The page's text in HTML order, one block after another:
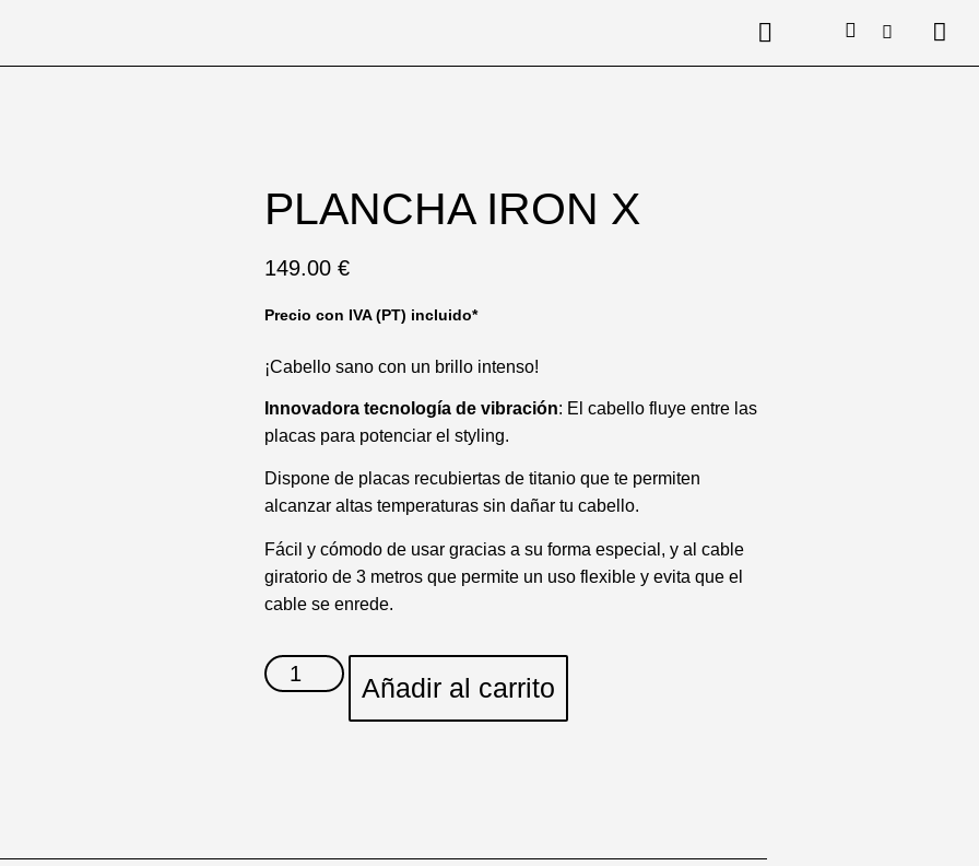
PLANCHA IRON X
149.00 €
Precio con IVA (PT) incluido*
¡Cabello sano con un brillo intenso!
Innovadora tecnología de vibración: El cabello fluye entre las
placas para potenciar el styling.
Dispone de placas recubiertas de titanio que te permiten
alcanzar altas temperaturas sin dañar tu cabello.
Fácil y cómodo de usar gracias a su forma especial, y al cable
giratorio de 3 metros que permite un uso flexible y evita que el
cable se enrede.
Añadir al carrito